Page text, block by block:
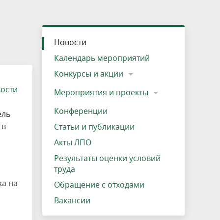
Озеро Плещеево
Вакансии
Экологические тропы и туристские
маршруты
Прокат велосипедов
Адрес, телефон, схема проезда
Результаты оценки условий труда
Интерактивная карта
Кадастр объектов животного мира, не
отнесенных к объектам охоты
на
Новости
Календарь мероприятий
Конкурсы и акции
Мероприятия и проекты
Конференции
Статьи и публикации
Акты ЛПО
Результаты оценки условий
труда
Обращение с отходами
Вакансии